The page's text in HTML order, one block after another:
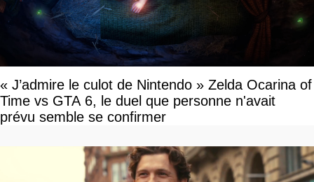
« J’admire le culot de Nintendo » Zelda Ocarina of
Time vs GTA 6, le duel que personne n'avait
prévu semble se confirmer